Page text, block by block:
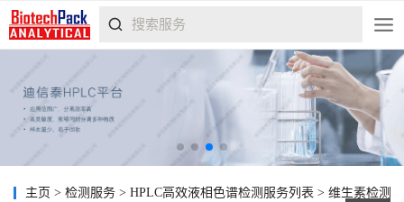
主页 > 检测服务 > HPLC高效液相色谱检测服务列表 > 维生素检测